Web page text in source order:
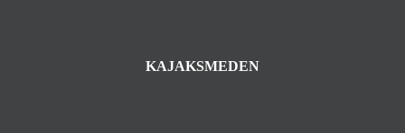
KAJAKSMEDEN